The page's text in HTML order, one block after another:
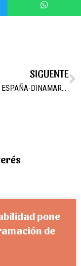
SIGUENTE
PARTIDO ESPAÑA-DINAMARCA
pone
de